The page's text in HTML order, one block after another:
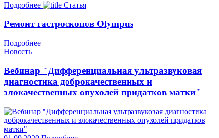
Подробнее Статья
Ремонт гастроскопов Olympus
Подробнее
Новость
Вебинар "Дифференциальная ультразвуковая
диагностика доброкачественных и
злокачественных опухолей придатков матки"